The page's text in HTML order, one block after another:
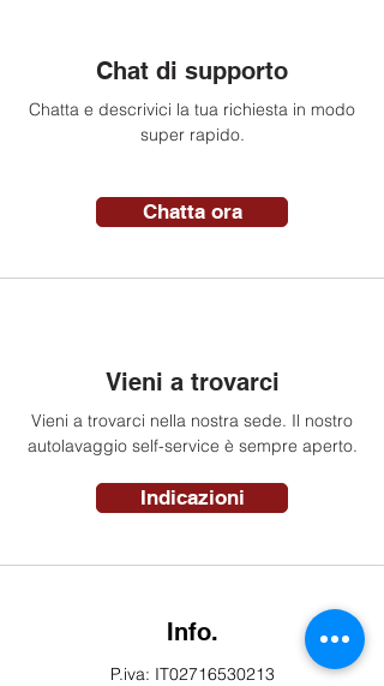
Chat di supporto
Chatta e descrivici la tua richiesta in modo
super rapido.
Chatta ora
Vieni a trovarci
Vieni a trovarci nella nostra sede. Il nostro
autolavaggio self-service è sempre aperto.
Indicazioni
Info.
P.iva: IT02716530213